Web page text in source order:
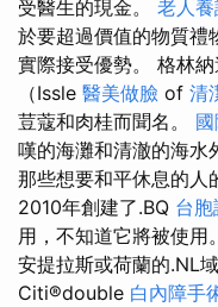
受醫生的現金。 老人
於要超過價值的物質禮
實際接受優勢。 格林
（Issle 醫美做臉 of 清
荳蔻和肉桂而聞名。
嘆的海灘和清澈的海水
那些想要和平休息的人
2010年創建了.BQ 台
用，不知道它將被使用
安提拉斯或荷蘭的.NL域
Citi®double 白內障手